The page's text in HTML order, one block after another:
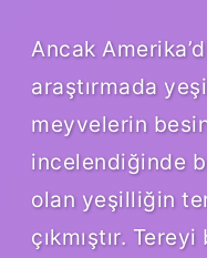
Ancak
araştırmada
meyvelerin
incelendiğinde
olan yeşilliğin
çıkmıştır.